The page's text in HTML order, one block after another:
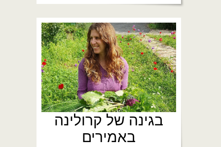
בגינה של קרולינה
באמירים